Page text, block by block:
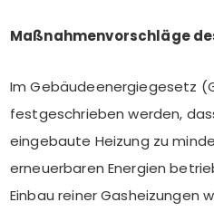
Maßnahmenvorschläge
Im Gebäudeenergiegesetz
festgeschrieben werden,
eingebaute Heizung zu
erneuerbaren Energien
Einbau reiner Gasheizungen